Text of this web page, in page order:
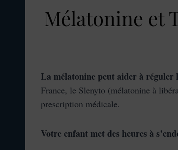
Mélatonine et
La mélatonine peut aider à réguler
France, le Slenyto (mélatonine à
prescription médicale.
Votre enfant met des heures à